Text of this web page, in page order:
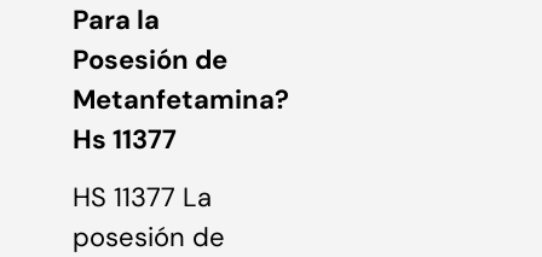
Para la
Posesión de
Metanfetamina?
Hs 11377
HS 11377 La
posesión de